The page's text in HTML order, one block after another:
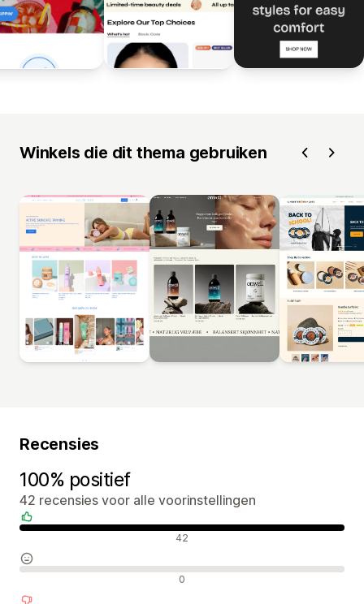
Winkels die dit thema gebruiken
Recensies
100% positief
42 recensies voor alle voorinstellingen
Positieve recensies 42
Neutrale recensies 0